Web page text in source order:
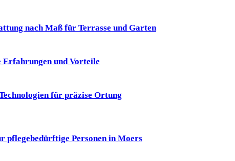
nach Maß für Terrasse und Garten
Erfahrungen und Vorteile
für präzise Ortung
Personen in Moers